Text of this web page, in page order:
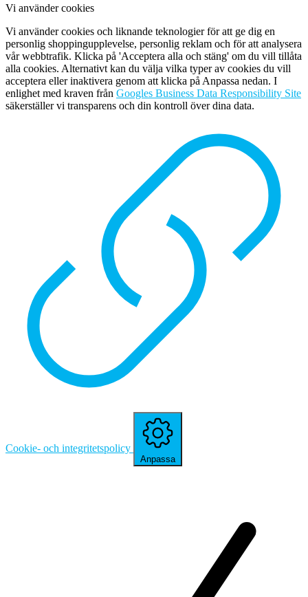
Vi använder cookies
Vi använder cookies och liknande teknologier för att ge dig en
personlig shoppingupplevelse, personlig reklam och för att analysera
vår webbtrafik. Klicka på 'Acceptera alla och stäng' om du vill tillåta
alla cookies. Alternativt kan du välja vilka typer av cookies du vill
acceptera eller inaktivera genom att klicka på Anpassa nedan. I
enlighet med kraven från Googles Business Data Responsibility Site
säkerställer vi transparens och din kontroll över dina data.
Cookie- och integritetspolicy
Anpassa